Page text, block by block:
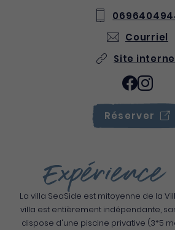
Expérience
La villa SeaSide est mitoyenne de la
villa est entièrement indépendante,
dispose d'une piscine privative (3*5
Courriel
Site
Réserver